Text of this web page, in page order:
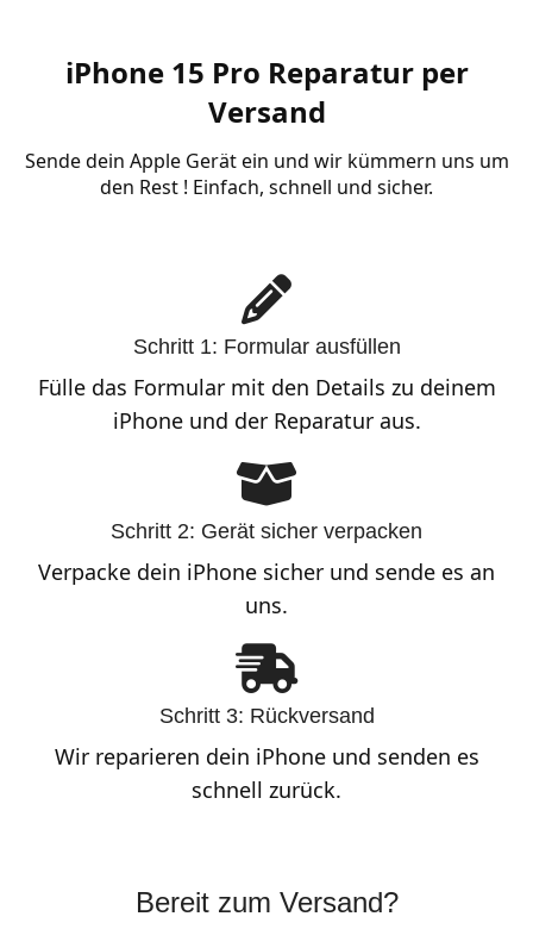
iPhone 15 Pro Reparatur per
Versand
Sende dein Apple Gerät ein und wir kümmern uns um
den Rest ! Einfach, schnell und sicher.
Schritt 1: Formular ausfüllen
Fülle das Formular mit den Details zu deinem
iPhone und der Reparatur aus.
Schritt 2: Gerät sicher verpacken
Verpacke dein iPhone sicher und sende es an
uns.
Schritt 3: Rückversand
Wir reparieren dein iPhone und senden es
schnell zurück.
Bereit zum Versand?